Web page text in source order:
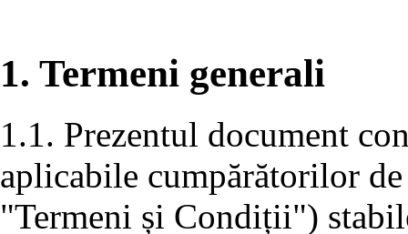
1. Termeni generali
1.1. Prezentul document
aplicabile cumpărătorilor
"Termeni și Condiții")